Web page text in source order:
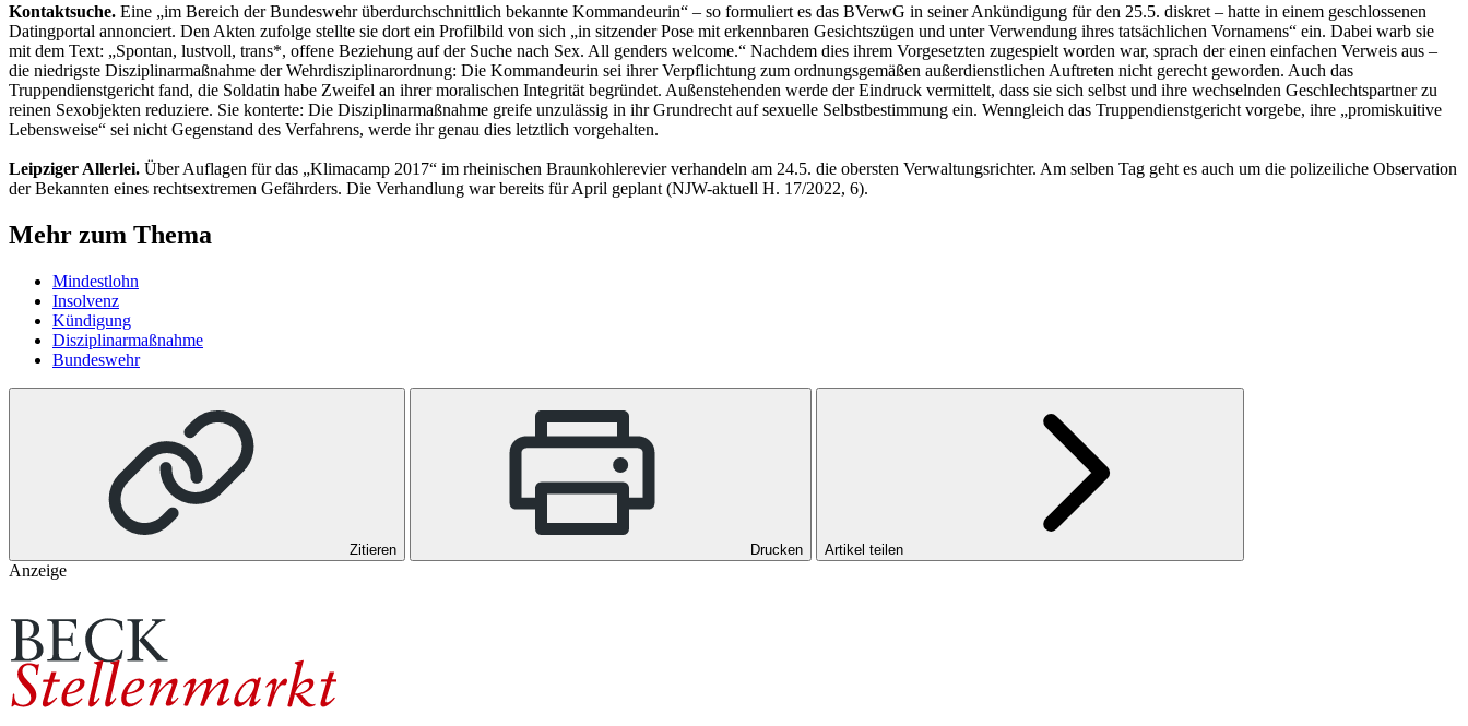
Kontaktsuche. Eine „im Bereich der Bundeswehr überdurchschnittlich bekannte Kommandeurin“ – so formuliert es das BVerwG in seiner Ankündigung für den 25.5. diskret – hatte in einem geschlossenen
Datingportal annonciert. Den Akten zufolge stellte sie dort ein Profilbild von sich „in sitzender Pose mit erkenn­baren Gesichtszügen und unter Verwendung ihres tatsächlichen Vornamens“ ein. Dabei warb sie
mit dem Text: „Spontan, lustvoll, trans*, offene Beziehung auf der Suche nach Sex. All genders welcome.“ Nachdem dies ihrem Vorgesetzten zugespielt worden war, sprach der einen einfachen Verweis aus –
die niedrigste Disziplinarmaßnahme der Wehrdisziplinarordnung: Die Kommandeurin sei ihrer Verpflichtung zum ordnungsgemäßen außerdienstlichen Auftreten nicht gerecht geworden. Auch das
Truppendienstgericht fand, die Soldatin habe Zweifel an ihrer moralischen Integrität begründet. Außenstehenden werde der Eindruck vermittelt, dass sie sich selbst und ihre wechselnden Geschlechtspartner zu
reinen Sexobjekten reduziere. Sie konterte: Die Disziplinarmaßnahme greife unzulässig in ihr Grundrecht auf sexuelle Selbstbestimmung ein. Wenngleich das Truppendienstgericht vorgebe, ihre „promiskuitive
Lebensweise“ sei nicht Gegenstand des Verfahrens, werde ihr genau dies letztlich vorgehalten.
Leipziger Allerlei. Über Auflagen für das „Klimacamp 2017“ im rheinischen Braunkohlerevier verhandeln am 24.5. die obersten Verwaltungsrichter. Am selben Tag geht es auch um die polizeiliche Observation
der Bekannten eines rechtsextremen Gefährders. Die Verhandlung war bereits für April geplant (NJW-aktuell H. 17/2022, 6).
Mehr zum Thema
Mindestlohn
Insolvenz
Kündigung
Disziplinarmaßnahme
Bundeswehr
Zitieren Drucken Artikel teilen
Anzeige